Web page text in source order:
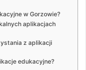
w Gorzowie?
aplikacjach
z aplikacji
edukacyjne?